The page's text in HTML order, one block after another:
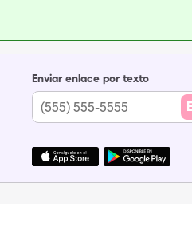
Enviar enlace por texto